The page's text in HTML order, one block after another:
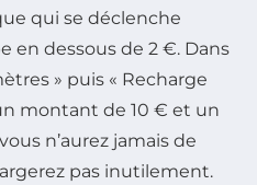
qui se déclenche
en dessous de 2 €. Dans
» puis « Recharge
montant de 10 € et un
n’aurez jamais de
pas inutilement.